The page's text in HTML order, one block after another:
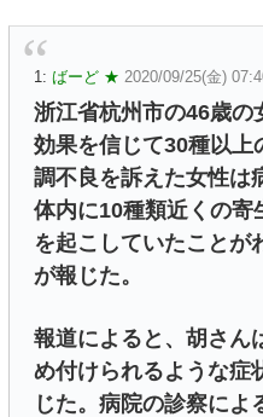
1: ばーど ★ 2020/09/25(金)
浙江省杭州市の46歳の
効果を信じて30種以上
調不良を訴えた女性は
体内に10種類近くの寄
を起こしていたことが
が報じた。
報道によると、胡さん
め付けられるような症
じた。病院の診察によ